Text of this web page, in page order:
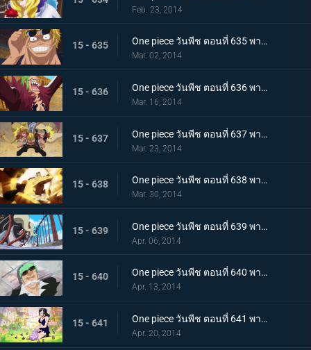
Feb. 23, 2014
15 - 635 One piece วันพีช ตอนที่ 635 พากย์ไทย ชะตาชักนำอีกครั้ง ไฮยีน่า เบลลามี่
Mar. 02, 2014
15 - 636 One piece วันพีช ตอนที่ 636 พากย์ไทย ชูเปอร์โนวา! บาร์โธโลมีโอ มนุษย์กินคน
Mar. 16, 2014
15 - 637 One piece วันพีช ตอนที่ 637 พากย์ไทย การฟาดฟันของเหล่านักสู้! บล็อก B ลุกเป็นไฟ!
Mar. 23, 2014
15 - 638 One piece วันพีช ตอนที่ 638 พากย์ไทย ไม้ตายหมัดเดียวจอด! คิงพันช์ที่แสนน่ากลัว
Mar. 30, 2014
15 - 639 One piece วันพีช ตอนที่ 639 พากย์ไทย ปลานักสู้โจมตี! ทะลวงฝ่าสะพานแห่งความตายไปซะ
Apr. 06, 2014
15 - 640 One piece วันพีช ตอนที่ 640 พากย์ไทย ผจญภัย! กรีนบิท เกาะแห่งเหล่าภูติ
Apr. 13, 2014
15 - 641 One piece วันพีช ตอนที่ 641 พากย์ไทย โลกที่ไม่มีใครเคยล่วงรู้ อาณาจักรทอนตะต้า
Apr. 20, 2014